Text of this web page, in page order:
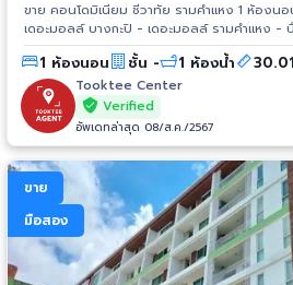
ขาย คอนโดมิเนียม ชีวาทัย รามคำแหง 1 ห้องนอน 1 ห้องน้ำ สถ
เดอะมอลล์ บางกะปิ - เดอะมอลล์ รามคำแหง -
วูด รามคําแหง - โรงพยาบาลรามคำแหง - มหา
หัวหมาก
1 ห้องนอน ชั้น - 1 ห้องน้ำ
Tooktee Center
Verified
อัพเดทล่าสุด 08/ส.ค./2567
ขาย
มือสอง